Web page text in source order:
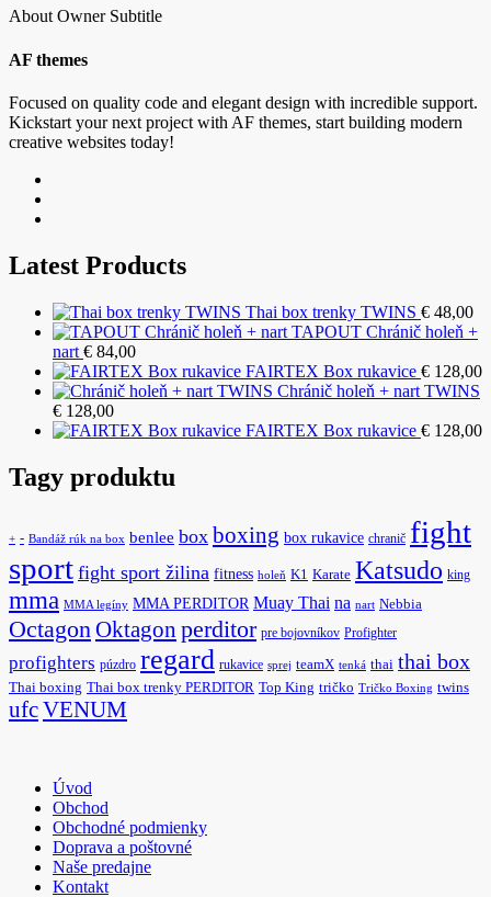
About Owner Subtitle
AF themes
Focused on quality code and elegant design with incredible support.
Kickstart your next project with AF themes, start building modern
creative websites today!
Latest Products
Thai box trenky TWINS € 48,00
TAPOUT Chránič holeň +
nart € 84,00
FAIRTEX Box rukavice € 128,00
Chránič holeň + nart TWINS
€ 128,00
FAIRTEX Box rukavice € 128,00
Tagy produktu
+ - Bandáž rúk na box benlee box boxing box rukavice chranič fight
sport fight sport žilina fitness holeň K1 Karate Katsudo king
mma MMA legíny MMA PERDITOR Muay Thai na nart Nebbia
Octagon Oktagon perditor pre bojovníkov Profighter
profighters púzdro regard rukavice sprej teamX tenká thai thai box
Thai boxing Thai box trenky PERDITOR Top King tričko Tričko Boxing twins
ufcVENUM
Úvod
Obchod
Obchodné podmienky
Doprava a poštovné
Naše predajne
Kontakt